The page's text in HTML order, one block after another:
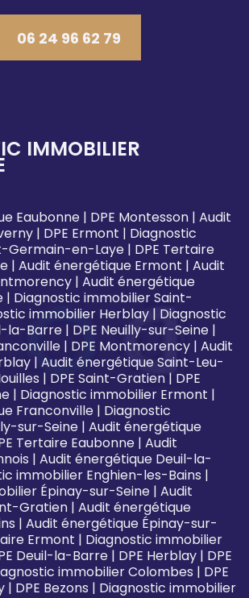
06 24 96 62 79
IMMOBILIER
Eaubonne | DPE Montesson | Audit
| DPE Ermont | Diagnostic
Germain-en-Laye | DPE Tertaire
| Audit énergétique Ermont | Audit
| Audit énergétique
| Diagnostic immobilier Saint-
immobilier Herblay | Diagnostic
la-Barre | DPE Neuilly-sur-Seine |
| DPE Montmorency | Audit
| Audit énergétique Saint-Leu-
| DPE Saint-Gratien | DPE
| Diagnostic immobilier Ermont |
Franconville | Diagnostic
sur-Seine | Audit énergétique
Tertaire Eaubonne | Audit
| Audit énergétique Deuil-la-
immobilier Enghien-les-Bains |
Épinay-sur-Seine | Audit
Gratien | Audit énergétique
| Audit énergétique Épinay-sur-
Ermont | Diagnostic immobilier
Deuil-la-Barre | DPE Herblay | DPE
immobilier Colombes | DPE
| DPE Bezons | Diagnostic immobilier